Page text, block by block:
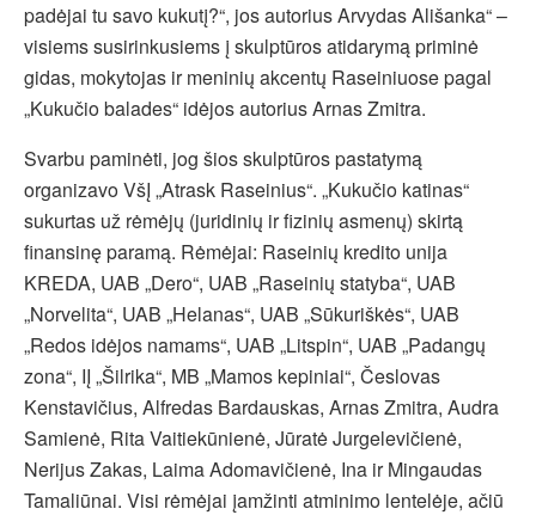
padėjai tu savo kukutį?“, jos autorius Arvydas Ališanka“ –
visiems susirinkusiems į skulptūros atidarymą priminė
gidas, mokytojas ir meninių akcentų Raseiniuose pagal
„Kukučio balades“ idėjos autorius Arnas Zmitra.
Svarbu paminėti, jog šios skulptūros pastatymą
organizavo VšĮ „Atrask Raseinius“. „Kukučio katinas“
sukurtas už rėmėjų (juridinių ir fizinių asmenų) skirtą
finansinę paramą. Rėmėjai: Raseinių kredito unija
KREDA, UAB „Dero“, UAB „Raseinių statyba“, UAB
„Norvelita“, UAB „Helanas“, UAB „Sūkuriškės“, UAB
„Redos idėjos namams“, UAB „Litspin“, UAB „Padangų
zona“, IĮ „Šilrika“, MB „Mamos kepiniai“, Česlovas
Kenstavičius, Alfredas Bardauskas, Arnas Zmitra, Audra
Samienė, Rita Vaitiekūnienė, Jūratė Jurgelevičienė,
Nerijus Zakas, Laima Adomavičienė, Ina ir Mingaudas
Tamaliūnai. Visi rėmėjai įamžinti atminimo lentelėje, ačiū